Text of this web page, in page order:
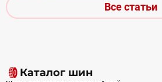
Все статьи
Каталог шин